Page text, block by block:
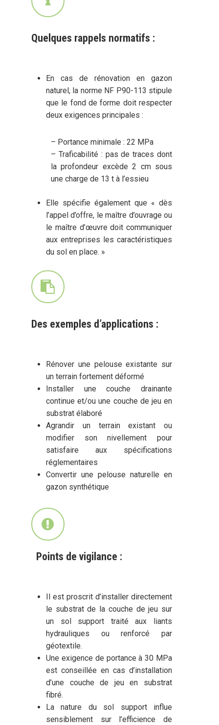
Quelques rappels normatifs :
En cas de rénovation en gazon
naturel, la norme NF P90-113 stipule
que le fond de forme doit respecter
deux exigences principales :
– Portance minimale : 22 MPa
– Traficabilité : pas de traces dont
la profondeur excède 2 cm sous
une charge de 13 t à l’essieu
Elle spécifie également que « dès
l’appel d’offre, le maître d’ouvrage ou
le maître d’œuvre doit communiquer
aux entreprises les caractéristiques
du sol en place. »
Des exemples d’applications :
Rénover une pelouse existante sur
un terrain fortement déformé
Installer une couche drainante
continue et/ou une couche de jeu en
substrat élaboré
Agrandir un terrain existant ou
modifier son nivellement pour
satisfaire aux spécifications
réglementaires
Convertir une pelouse naturelle en
gazon synthétique
Points de vigilance :
Il est proscrit d’installer directement
le substrat de la couche de jeu sur
un sol support traité aux liants
hydrauliques ou renforcé par
géotextile.
Une exigence de portance à 30 MPa
est conseillée en cas d’installation
d’une couche de jeu en substrat
fibré.
La nature du sol support influe
sensiblement sur l’efficience de